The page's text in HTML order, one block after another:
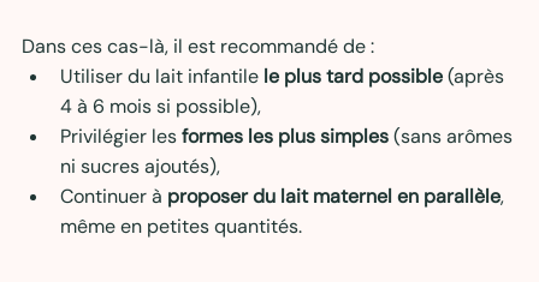
Dans ces cas-là, il est recommandé de :
Utiliser du lait infantile le plus tard possible (après
4 à 6 mois si possible),
Privilégier les formes les plus simples (sans arômes
ni sucres ajoutés),
Continuer à proposer du lait maternel en parallèle,
même en petites quantités.